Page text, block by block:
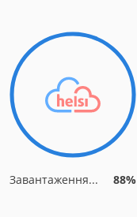
Завантаження... 88%